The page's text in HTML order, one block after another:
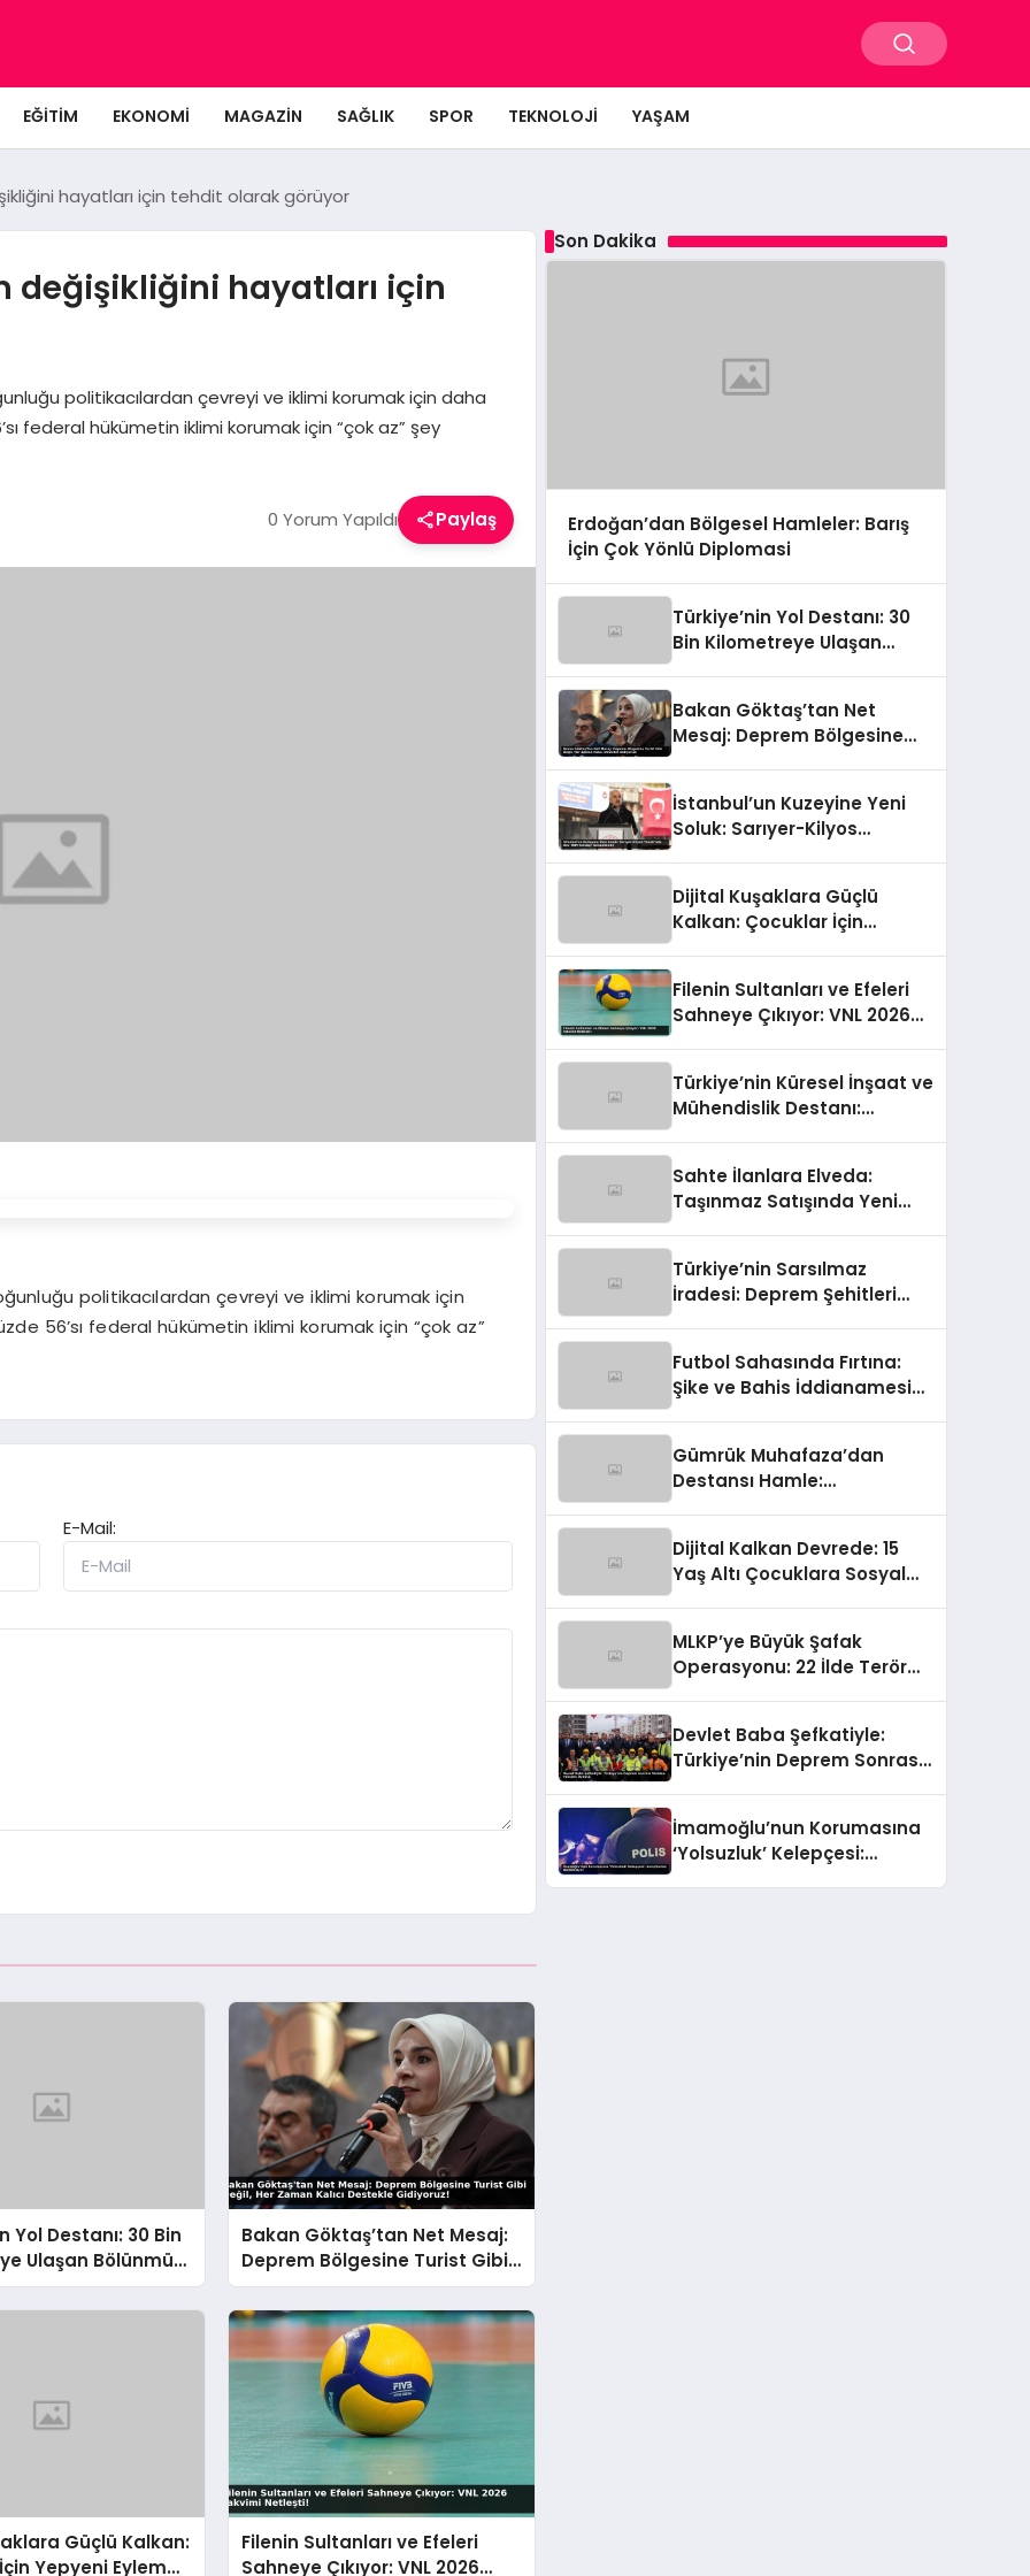
EĞITIM EKONOMI MAGAZIN SAĞLIK SPOR TEKNOLOJI YAŞAM
hayatları için tehdit olarak görüyor
değişikliğini hayatları için
politikacılardan çevreyi ve iklimi korumak için daha
federal hükümetin iklimi korumak için “çok az” şey
0 Yorum Yapıldı Paylaş
politikacılardan çevreyi ve iklimi korumak için
56’sı federal hükümetin iklimi korumak için “çok az”
E-Mail:
Yol Destanı: 30 Bin
Ulaşan Bölünmüş
Direnç
Bakan Göktaş’tan Net Mesaj:
Deprem Bölgesine Turist Gibi
Değil, Her Zaman Kalıcı
Destekle Gidiyoruz!
Güçlü Kalkan:
Yepyeni Eylem
Filenin Sultanları ve Efeleri
Sahneye Çıkıyor: VNL 2026
Son Dakika
Erdoğan’dan Bölgesel Hamleler: Barış
İçin Çok Yönlü Diplomasi
Türkiye’nin Yol Destanı: 30
Bin Kilometreye Ulaşan
Bakan Göktaş’tan Net
Mesaj: Deprem Bölgesine
İstanbul’un Kuzeyine Yeni
Soluk: Sarıyer-Kilyos
Dijital Kuşaklara Güçlü
Kalkan: Çocuklar İçin
Filenin Sultanları ve Efeleri
Sahneye Çıkıyor: VNL 2026
Türkiye’nin Küresel İnşaat ve
Mühendislik Destanı:
Sahte İlanlara Elveda:
Taşınmaz Satışında Yeni
Türkiye’nin Sarsılmaz
İradesi: Deprem Şehitleri
Futbol Sahasında Fırtına:
Şike ve Bahis İddianamesi
Gümrük Muhafaza’dan
Destansı Hamle:
Tokat
Dijital Kalkan Devrede: 15
Yaş Altı Çocuklara Sosyal
MLKP’ye Büyük Şafak
Operasyonu: 22 İlde Terör
Devlet Baba Şefkatiyle:
Türkiye’nin Deprem Sonrası
İmamoğlu’nun Korumasına
‘Yolsuzluk’ Kelepçesi: